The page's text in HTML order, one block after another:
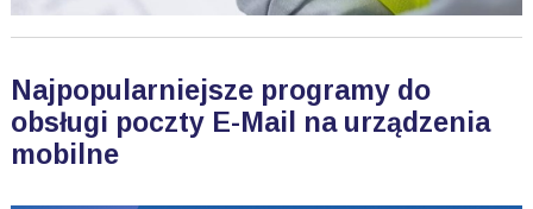
Najpopularniejsze programy do
obsługi poczty E-Mail na urządzenia
mobilne